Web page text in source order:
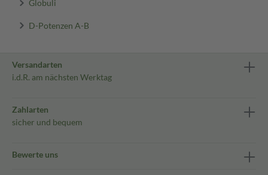
Globuli
D-Potenzen A-B
Versandarten
i.d.R. am nächsten Werktag
Zahlarten
sicher und bequem
Bewerte uns